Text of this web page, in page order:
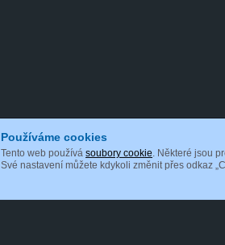
Používáme cookies
Tento web používá soubory cookie . Některé jsou
Své nastavení můžete kdykoli změnit přes odkaz